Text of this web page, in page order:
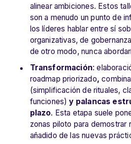
alinear ambiciones. Estos
son a menudo un punto de
los líderes hablar entre sí
organizativas, de
de otro modo, nunca
Transformación:
roadmap priorizado,
(simplificación de rituales,
funciones)y palancas
plazo. Esta etapa suele
zonas piloto para demostrar
añadido de las nuevas